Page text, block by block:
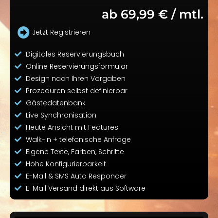
ab 69,99 € / mtl.
Jetzt Registrieren
Digitales Reservierungsbuch
Online Reservierungsformular
Design nach Ihren Vorgaben
Prozeduren selbst definierbar
Gästedatenbank
Live Synchronisation
Heute Ansicht mit Features
Walk-In + telefonische Anfrage
Eigene Texte, Farben, Schritte
Hohe Konfigurierbarkeit
E-Mail & SMS Auto Responder
E-Mail Versand direkt aus Software